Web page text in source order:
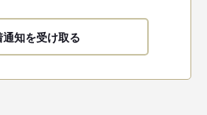
通知を受け取る